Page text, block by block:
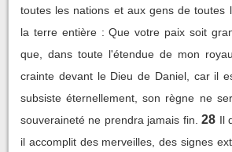
toutes les nations et aux gens de toutes
la terre entière : Que votre paix soit
que, dans toute l'étendue de mon
crainte devant le Dieu de Daniel, car il
subsiste éternellement, son règne ne
souveraineté ne prendra jamais fin. 28 Il
il accomplit des merveilles, des signes